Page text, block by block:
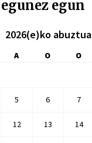
egun
2026(e)ko abuztua
A O O
5 6 7
12 13 14